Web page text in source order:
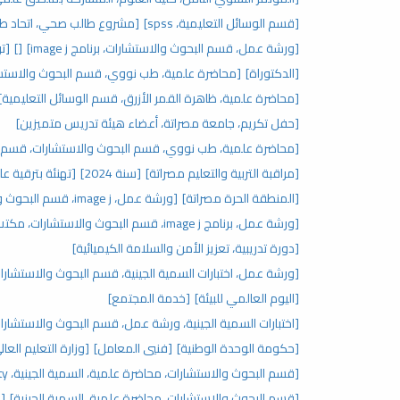
[قسم الوسائل التعليمية، spss]
[مشروع طالب صحي، اتحاد
[ورشة عمل، قسم البحوث والاستشارات، برنامج image j]
[]
[الدكتوراة] [محاضرة علمية، طب نووي، قسم البحوث
[محاضرة علمية، ظاهرة القمر الأزرق، قسم الوسائل
[حفل تكريم، جامعة مصراتة، أعضاء هيئة تدريس متميزين]
[محاضرة علمية، طب نووي، قسم البحوث والاستشارات، قسم
[مراقبة التربية والتعليم مصراتة] [سنة 2024]
[تهنئة بترقية
[المنطقة الحرة مصراتة] [ورشة عمل، image j، قسم البحوث والاستشارات، مكتب الدراسات العليا]
[ورشة عمل، برنامج image j، قسم البحوث والاستشارات، مكتب الدراسات العليا]
[دورة تدريبية، تعزيز الأمن والسلامة الكيميائية]
[ورشة عمل، اختبارات السمية الجينية، قسم البحوث
[اليوم العالمي للبيئة] [خدمة المجتمع]
[اختبارات السمية الجينية، ورشة عمل، قسم البحوث
[حكومة الوحدة الوطنية] [فنيي المعامل] [وزارة التعليم
[قسم البحوث والاستشارات، محاضرة علمية، السمية الجينية، genotoxicity]